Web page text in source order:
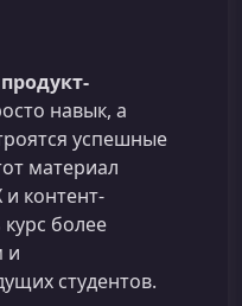
навык, а
успешные
материал
и контент-
более
и
студентов.